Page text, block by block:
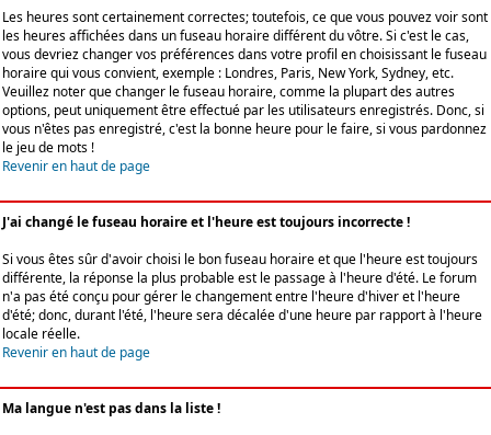
Les heures sont certainement correctes; toutefois, ce que vous pouvez voir sont
les heures affichées dans un fuseau horaire différent du vôtre. Si c'est le cas,
vous devriez changer vos préférences dans votre profil en choisissant le fuseau
horaire qui vous convient, exemple : Londres, Paris, New York, Sydney, etc.
Veuillez noter que changer le fuseau horaire, comme la plupart des autres
options, peut uniquement être effectué par les utilisateurs enregistrés. Donc, si
vous n'êtes pas enregistré, c'est la bonne heure pour le faire, si vous pardonnez
le jeu de mots !
Revenir en haut de page
J'ai changé le fuseau horaire et l'heure est toujours incorrecte !
Si vous êtes sûr d'avoir choisi le bon fuseau horaire et que l'heure est toujours
différente, la réponse la plus probable est le passage à l'heure d'été. Le forum
n'a pas été conçu pour gérer le changement entre l'heure d'hiver et l'heure
d'été; donc, durant l'été, l'heure sera décalée d'une heure par rapport à l'heure
locale réelle.
Revenir en haut de page
Ma langue n'est pas dans la liste !